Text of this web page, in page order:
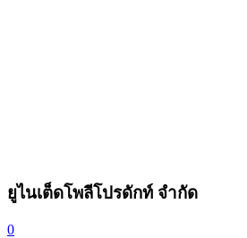
ยูไนเต็ดโพลีโปรดักท์ จำกัด
0